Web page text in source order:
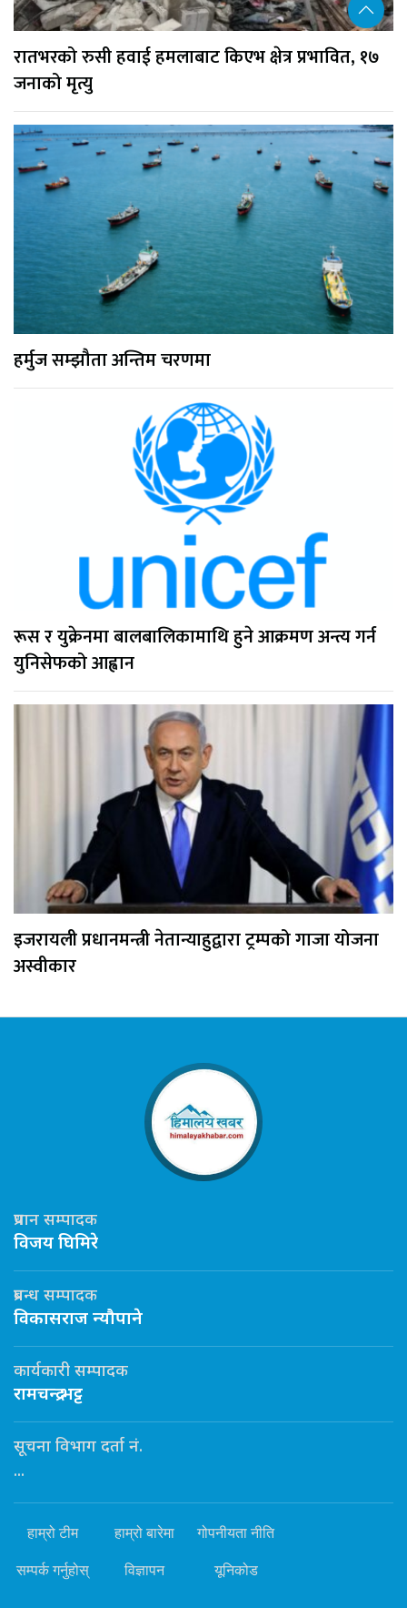
रातभरको रुसी हवाई हमलाबाट किएभ क्षेत्र प्रभावित, १७
जनाको मृत्यु
हर्मुज सम्झौता अन्तिम चरणमा
रूस र युक्रेनमा बालबालिकामाथि हुने आक्रमण अन्त्य गर्न
युनिसेफको आह्वान
इजरायली प्रधानमन्त्री नेतान्याहुद्वारा ट्रम्पको गाजा योजना
अस्वीकार
प्रधान सम्पादक
विजय घिमिरे
प्रबन्ध सम्पादक
विकासराज न्यौपाने
कार्यकारी सम्पादक
रामचन्द्र भट्ट
सूचना विभाग दर्ता नं.
...
हाम्रो टीम हाम्रो बारेमा गोपनीयता नीति
सम्पर्क गर्नुहोस् विज्ञापन यूनिकोड